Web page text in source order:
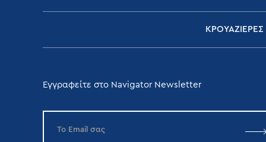
ΚΡΟΥΑΖΙΕΡΕΣ
Εγγραφείτε στο Navigator Newsletter